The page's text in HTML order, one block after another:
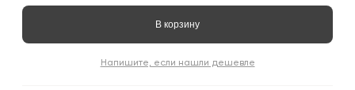
В корзину
Напишите, если нашли дешевле